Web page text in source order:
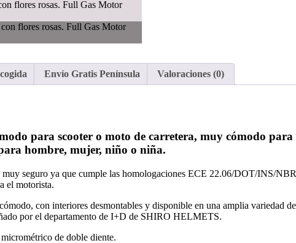
Envío Gratis Península Valoraciones (0)
para scooter o moto de carretera, muy cómodo
hombre, mujer, niño o niña.
seguro ya que cumple las homologaciones ECE 22.06/DOT/INS/
el motorista.
con interiores desmontables y disponible en una amplia variedad
por el departamento de I+D de SHIRO HELMETS.
de doble diente.